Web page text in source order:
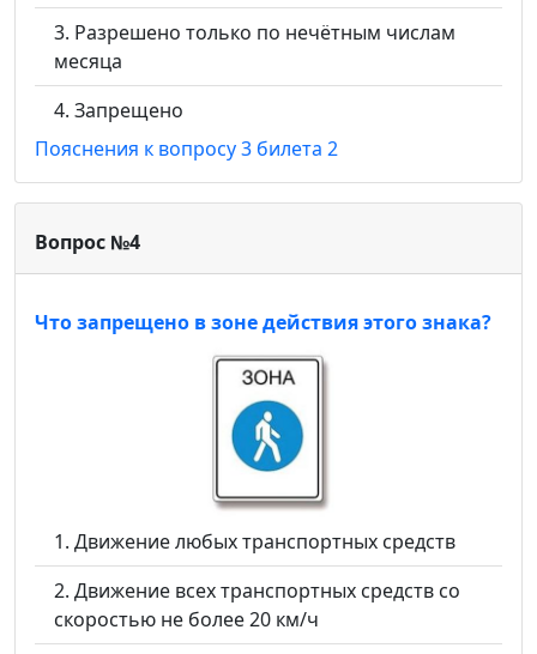
Разрешено только по нечётным числам
месяца
Запрещено
Пояснения к вопросу 3 билета 2
Вопрос №4
Что запрещено в зоне действия этого знака?
Движение любых транспортных средств
Движение всех транспортных средств со
скоростью не более 20 км/ч